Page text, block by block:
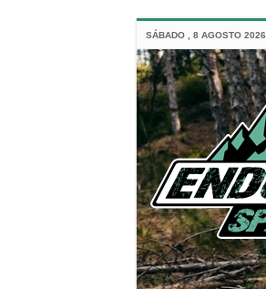
SÁBADO , 8 AGOSTO 2026